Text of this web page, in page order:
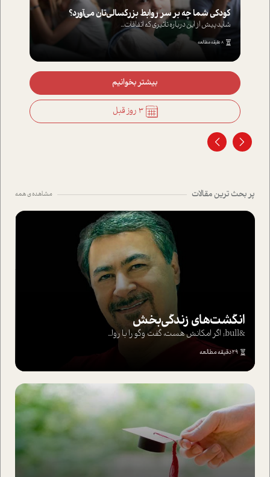
کودکی شما چه بر سر روابط بزرگسالی‌تان می‌آورد؟
شاید پیش از این درباره تاثیری که اتفاقات...
8 دقیقه مطالعه
بیشتر بخوانیم
3 روز قبل
پر بحث ترین مقالات مشاهده ی همه
انگشت‌های‌ زندگی‌بخش
&bull; اگر امکانش هست، گفت وگو را با روا...
29 دقیقه مطالعه